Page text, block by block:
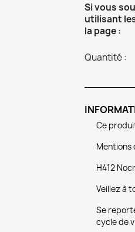
Si vous
utilisant
la page :
Quantité :
Ce
Mentions
H412
Veillez à
Se
cycle de